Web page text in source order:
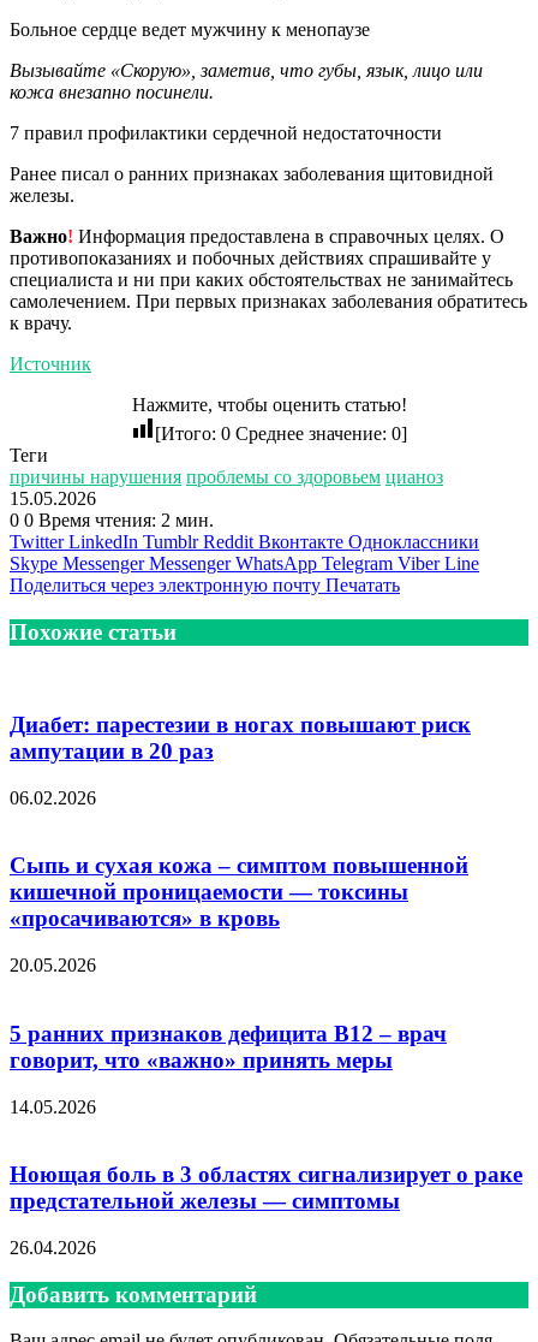
Больное сердце ведет мужчину к менопаузе
Вызывайте «Скорую», заметив, что губы, язык, лицо или
кожа внезапно посинели.
7 правил профилактики сердечной недостаточности
Ранее писал о ранних признаках заболевания щитовидной
железы.
Важно! Информация предоставлена в справочных целях. О
противопоказаниях и побочных действиях спрашивайте у
специалиста и ни при каких обстоятельствах не занимайтесь
самолечением. При первых признаках заболевания обратитесь
к врачу.
Источник
Нажмите, чтобы оценить статью!
[Итого: 0 Среднее значение: 0]
Теги
причины нарушения проблемы со здоровьем цианоз
15.05.2026
0 0 Время чтения: 2 мин.
Twitter LinkedIn Tumblr Reddit Вконтакте Одноклассники
Skype Messenger Messenger WhatsApp Telegram Viber Line
Поделиться через электронную почту Печатать
Похожие статьи
Диабет: парестезии в ногах повышают риск
ампутации в 20 раз
06.02.2026
Сыпь и сухая кожа – симптом повышенной
кишечной проницаемости — токсины
«просачиваются» в кровь
20.05.2026
5 ранних признаков дефицита B12 – врач
говорит, что «важно» принять меры
14.05.2026
Ноющая боль в 3 областях сигнализирует о раке
предстательной железы — симптомы
26.04.2026
Добавить комментарий